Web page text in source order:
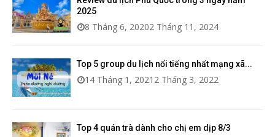
2025
8 Tháng 6, 20202 Tháng 11, 2024
Top 5 group du lịch nổi tiếng nhất mạng xã...
14 Tháng 1, 2021 2 Tháng 3, 2022
Top 4 quán trà dành cho chị em dịp 8/3